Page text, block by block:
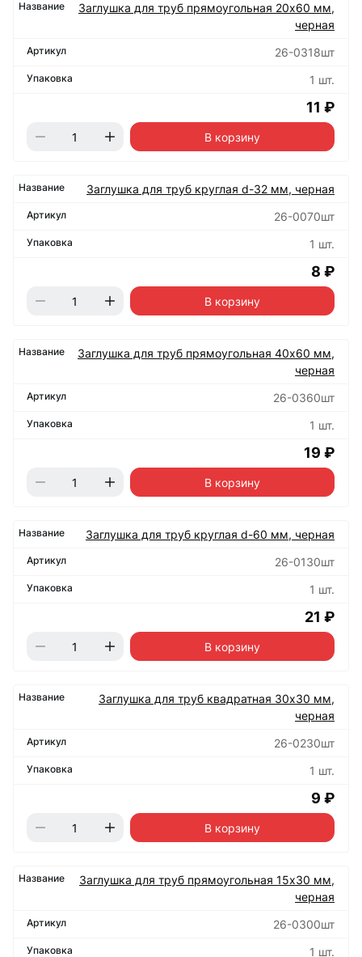
Заглушка для труб прямоугольная 20х60 мм,
черная
26-0318шт
1 шт.
11 ₽
В корзину
Заглушка для труб круглая d-32 мм, черная
26-0070шт
1 шт.
8 ₽
В корзину
Заглушка для труб прямоугольная 40х60 мм,
черная
26-0360шт
1 шт.
19 ₽
В корзину
Заглушка для труб круглая d-60 мм, черная
26-0130шт
1 шт.
21 ₽
В корзину
Заглушка для труб квадратная 30х30 мм,
черная
26-0230шт
1 шт.
9 ₽
В корзину
Заглушка для труб прямоугольная 15х30 мм,
черная
26-0300шт
1 шт.